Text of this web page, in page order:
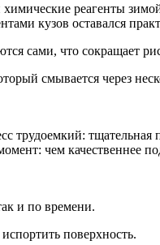
химические реагенты
кузов оставался
сами, что сокращает
смывается через
трудоемкий:
чем качественнее
и по времени.
поверхность.